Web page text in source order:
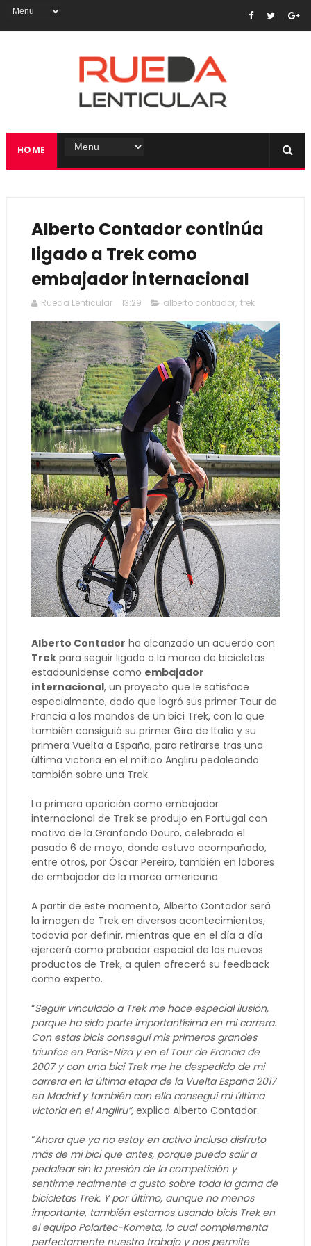
HOME
Alberto Contador continúa
ligado a Trek como
embajador internacional
Rueda Lenticular 13:29 alberto contador, trek
Alberto Contador ha alcanzado un acuerdo con
Trekpara seguir ligado a la marca de bicicletas
estadounidense como embajador
internacional, un proyecto que le satisface
especialmente, dado que logró sus primer Tour de
Francia a los mandos de un bici Trek, con la que
también consiguió su primer Giro de Italia y su
primera Vuelta a España, para retirarse tras una
última victoria en el mítico Angliru pedaleando
también sobre una Trek.
La primera aparición como embajador
internacional de Trek se produjo en Portugal con
motivo de la Granfondo Douro, celebrada el
pasado 6 de mayo, donde estuvo acompañado,
entre otros, por Óscar Pereiro, también en labores
de embajador de la marca americana.
A partir de este momento, Alberto Contador será
la imagen de Trek en diversos acontecimientos,
todavía por definir, mientras que en el día a día
ejercerá como probador especial de los nuevos
productos de Trek, a quien ofrecerá su feedback
como experto.
“Seguir vinculado a Trek me hace especial ilusión,
porque ha sido parte importantísima en mi carrera.
Con estas bicis conseguí mis primeros grandes
triunfos en París-Niza y en el Tour de Francia de
2007 y con una bici Trek me he despedido de mi
carrera en la última etapa de la Vuelta España 2017
en Madrid y también con ella conseguí mi última
victoria en el Angliru”, explica Alberto Contador.
“Ahora que ya no estoy en activo incluso disfruto
más de mi bici que antes, porque puedo salir a
pedalear sin la presión de la competición y
sentirme realmente a gusto sobre toda la gama de
bicicletas Trek. Y por último, aunque no menos
importante, también estamos usando bicis Trek en
el equipo Polartec-Kometa, lo cual complementa
perfectamente nuestro trabajo y nos permite